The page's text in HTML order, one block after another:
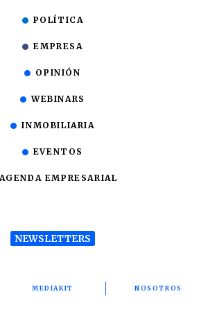
POLÍTICA
EMPRESA
OPINIÓN
WEBINARS
INMOBILIARIA
EVENTOS
EMPRESARIAL
NEWSLETTERS
MEDIAKIT NOSOTROS